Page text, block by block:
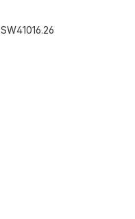
SW41016.26